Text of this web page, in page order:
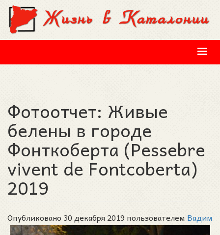
Перейти к основному содержанию
Фотоотчет: Живые
белены в городе
Фонткоберта (Pessebre
vivent de Fontcoberta)
2019
Опубликовано 30 декабря 2019 пользователем Вадим